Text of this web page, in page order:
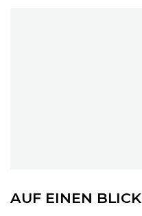
AUF EINEN BLICK